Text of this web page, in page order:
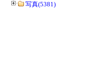
写真(5381)